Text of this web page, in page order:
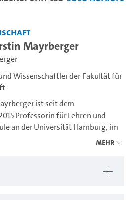
Mayrberger
Wissenschaftler der Fakultät für
ist seit dem
Professorin für Lehren und
an der Universität Hamburg, im
für universitäres Lehren und
Endgeräte spielen können.
Mehr